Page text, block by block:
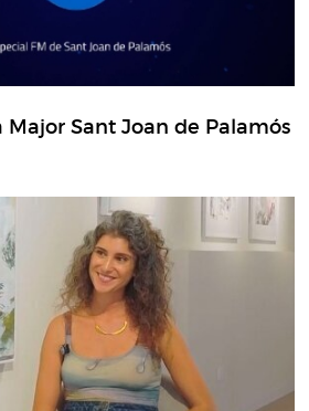
Major Sant Joan de Palamós